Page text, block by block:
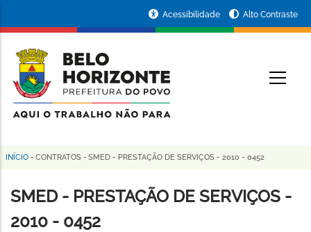
conteúdo
principal
da
Prefeitura
de
Horizonte
Acessibilidade Alto Contraste
Trilha
de
navegação
INÍCIO - CONTRATOS - SMED - PRESTAÇÃO DE SERVIÇOS - 2010 - 0452
SMED - PRESTAÇÃO DE SERVIÇOS -
2010 - 0452